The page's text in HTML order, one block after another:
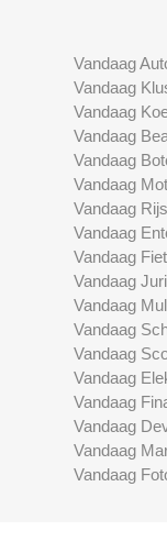
Vandaag
Vandaag
Vandaag
Vandaag
Vandaag
Vandaag
Vandaag
Vandaag
Vandaag
Vandaag
Vandaag
Vandaag
Vandaag
Vandaag
Vandaag
Vandaag
Vandaag
Vandaag